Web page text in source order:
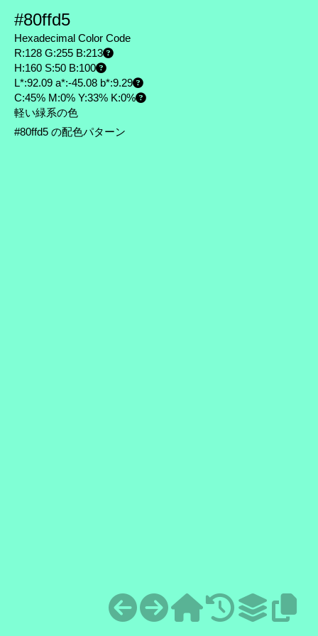
#80ffd5
Hexadecimal Color Code
R:128 G:255 B:213
H:160 S:50 B:100
L*:92.09 a*:-45.08 b*:9.29
C:45% M:0% Y:33% K:0%
軽い緑系の色
#80ffd5 の配色パターン